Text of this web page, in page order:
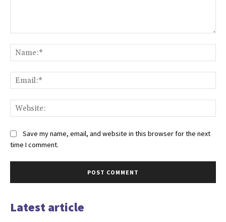
Save my name, email, and website in this browser for the next
time I comment.
Latest article